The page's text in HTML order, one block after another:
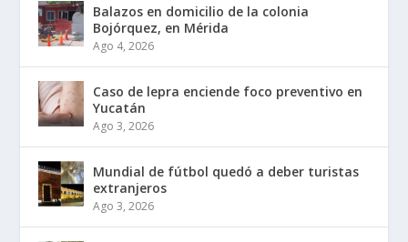
Balazos en domicilio de la colonia
Bojórquez, en Mérida
Ago 4, 2026
Caso de lepra enciende foco preventivo en
Yucatán
Ago 3, 2026
Mundial de fútbol quedó a deber turistas
extranjeros
Ago 3, 2026